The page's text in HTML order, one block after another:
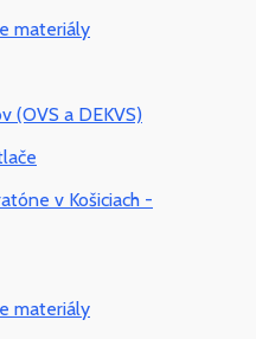
materiály
(OVS a DEKVS)
v Košiciach -
materiály